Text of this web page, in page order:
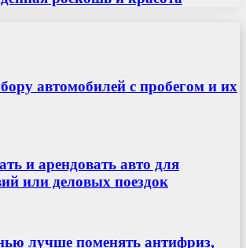
автомобилей с пробегом и их
и арендовать авто для
или деловых поездок
лучше поменять антифриз,